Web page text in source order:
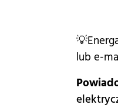
lub e-